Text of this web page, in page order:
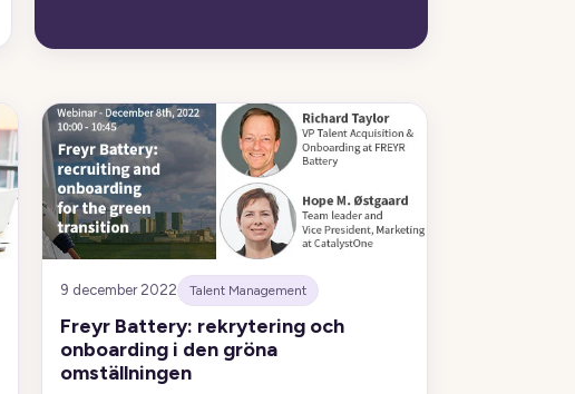
9 december 2022 Talent Management
Freyr Battery: rekrytering och
onboarding i den gröna
omställningen